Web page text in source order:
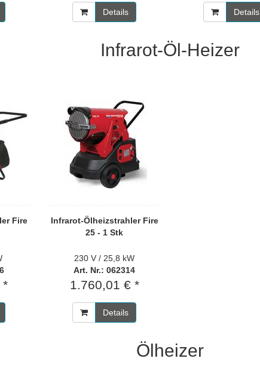
Details Details
Infrarot-Öl-Heizer
Fire
*
Infrarot-Ölheizstrahler Fire
25 - 1 Stk
230 V / 25,8 kW
Art. Nr.: 062314
1.760,01 € *
Details
Ölheizer